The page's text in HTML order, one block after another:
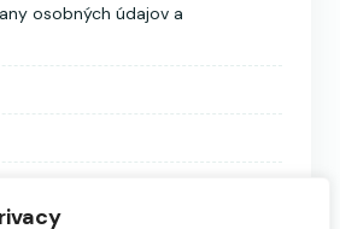
osobných údajov a